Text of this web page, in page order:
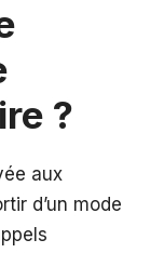
?
aux
d’un mode